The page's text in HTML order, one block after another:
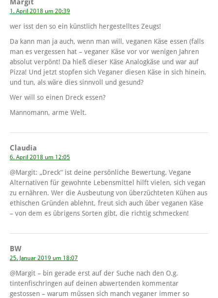
1. April 2018 um 20:39
wer isst den so ein künstlich hergestelltes Zeugs!
Da kann man ja auch, wenn man will, veganen Käse essen (falls
man es vergessen hat – veganer Käse vor vor wenigen Jahren
absolut verpönt! Da hieß dieser Käse Analogkäse und war auf
Pizza! Und jetzt stopfen sich Veganer diesen Käse in sich hinein,
und tun, als wäre dies sinnvoll und gesund?
Wer will so einen Dreck essen?
Mannomann, arme Welt.
Claudia
6. April 2018 um 12:05
@Margit: „Dreck“ ist deine persönliche Bewertung. Vegane
Alternativen für gewohnte Lebensmittel hilft vielen, sich vegan
zu ernähren. Wer die Ausbeutung von überzüchteten Kühen aus
ethischen Gründen ablehnt, freut sich auch über veganen Käse
– von dem es übrigens Sorten gibt, die richtig schmecken!
BW
25. Januar 2019 um 18:07
@Margit – bin gerade erst auf der Suche nach den O.g.
tintenfischringen auf deinen abwertenden kommentar
gestossen – warum müssen sich manch veganer immer so